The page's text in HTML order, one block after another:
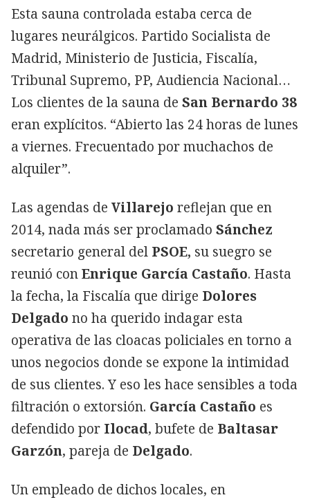
Esta sauna controlada estaba cerca de
lugares neurálgicos. Partido Socialista de
Madrid, Ministerio de Justicia, Fiscalía,
Tribunal Supremo, PP, Audiencia Nacional…
Los clientes de la sauna de San Bernardo 38
eran explícitos. “Abierto las 24 horas de lunes
a viernes. Frecuentado por muchachos de
alquiler”.
Las agendas de Villarejo reflejan que en
2014, nada más ser proclamado Sánchez
secretario general del PSOE, su suegro se
reunió conEnrique García Castaño. Hasta
la fecha, la Fiscalía que dirige Dolores
Delgado no ha querido indagar esta
operativa de las cloacas policiales en torno a
unos negocios donde se expone la intimidad
de sus clientes. Y eso les hace sensibles a toda
filtración o extorsión. García Castaño es
defendido por Ilocad, bufete de Baltasar
Garzón, pareja de Delgado.
Un empleado de dichos locales, en